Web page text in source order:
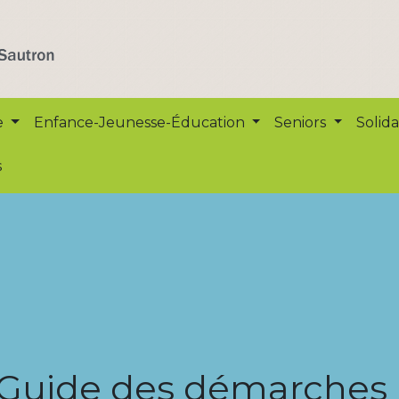
Enfance-Jeunesse-Éducation Seniors
des démarches